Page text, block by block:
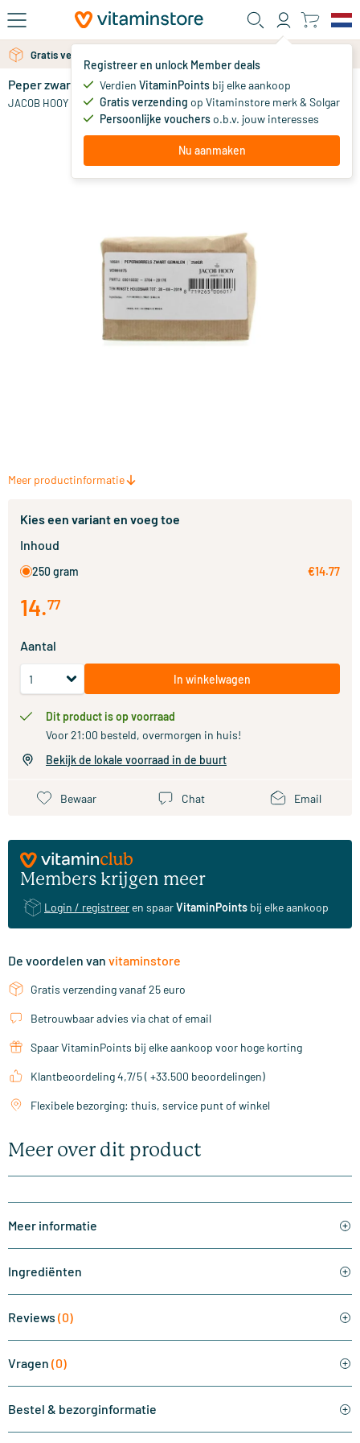
Ga naar de hoofdinhoud
Registreer en unlock Member deals
Verdien VitaminPoints bij elke aankoop
Gratis verzending op Vitaminstore merk & Solgar
Persoonlijke voucherso.b.v. jouw interesses
Nu aanmaken
Gratis verzending vanaf 25 euro
Peper zwart gemalen
JACOB HOOY 14.
Meer productinformatie
Kies een variant en voeg toe
Inhoud
250 gram €14.77
14.77
Aantal
In winkelwagen
Dit product is op voorraad
Voor 21:00 besteld, overmorgen in huis!
Bekijk de lokale voorraad in de buurt
Bewaar Chat Email
Members krijgen meer
Login / registreer en spaarVitaminPoints bij elke aankoop
De voordelen van vitaminstore
Gratis verzending vanaf 25 euro
Betrouwbaar advies via chat of email
Spaar VitaminPoints bij elke aankoop voor hoge korting
Klantbeoordeling 4,7/5 ( +33.500 beoordelingen)
Flexibele bezorging: thuis, service punt of winkel
Meer over dit product
Meer informatie
Ingrediënten
Reviews (0)
Vragen (0)
Bestel & bezorginformatie